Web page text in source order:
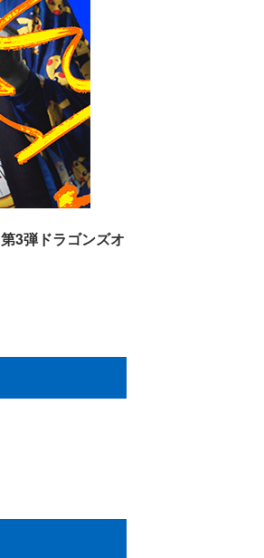
第3弾ドラゴンズオ